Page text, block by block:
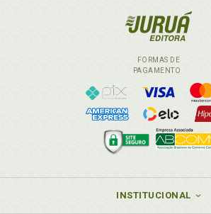
FORMAS DE
PAGAMENTO
INSTITUCIONAL